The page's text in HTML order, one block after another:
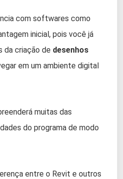
com softwares como
inicial, pois você já
da criação de desenhos
em um ambiente digital
muitas das
do programa de modo
entre o Revit e outros